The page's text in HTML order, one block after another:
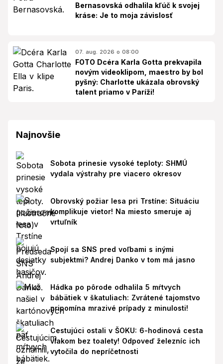
Bernasovská odhalila kľúč k svojej
kráse: Je to moja závislosť
07. aug. 2026 o 08:00
FOTO Dcéra Karla Gotta prekvapila
novým videoklipom, maestro by bol
pyšný: Charlotte ukázala obrovský
talent priamo v Paríži!
Najnovšie
Sobota prinesie vysoké teploty: SHMÚ
vydala výstrahy pre viacero okresov
Obrovský požiar lesa pri Trstíne: Situáciu
komplikuje vietor! Na miesto smeruje aj
vrtuľník
Spojí sa SNS pred voľbami s inými
subjektmi? Andrej Danko v tom má jasno
Hádka po pôrode odhalila 5 mŕtvych
bábätiek v škatuliach: Zvrátené tajomstvo
pripomína mrazivé prípady z minulosti!
Cestujúci ostali v ŠOKU: 6-hodinová cesta
vlakom bez toalety! Odpoveď železníc ich
vytočila do nepríčetnosti